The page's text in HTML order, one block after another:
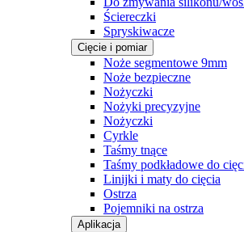
Ściereczki
Spryskiwacze
Cięcie i pomiar
Noże segmentowe 9mm
Noże bezpieczne
Nożyczki
Nożyki precyzyjne
Nożyczki
Cyrkle
Taśmy tnące
Taśmy podkładowe do
Linijki i maty do cięcia
Ostrza
Pojemniki na ostrza
Aplikacja